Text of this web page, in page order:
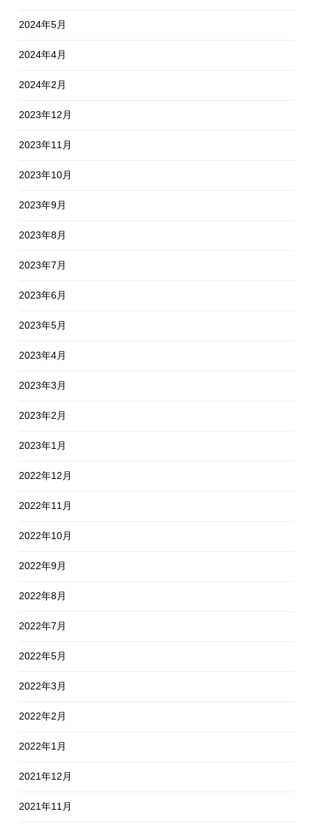
2024年5月
2024年4月
2024年2月
2023年12月
2023年11月
2023年10月
2023年9月
2023年8月
2023年7月
2023年6月
2023年5月
2023年4月
2023年3月
2023年2月
2023年1月
2022年12月
2022年11月
2022年10月
2022年9月
2022年8月
2022年7月
2022年5月
2022年3月
2022年2月
2022年1月
2021年12月
2021年11月